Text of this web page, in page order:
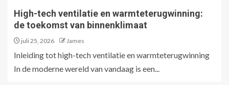
High-tech ventilatie en warmteterugwinning:
de toekomst van binnenklimaat
juli 25, 2026 James
Inleiding tot high-tech ventilatie en warmteterugwinning
In de moderne wereld van vandaag is een...